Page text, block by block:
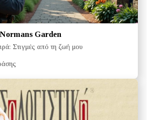
Garden
Στιγμές από τη ζωή μου